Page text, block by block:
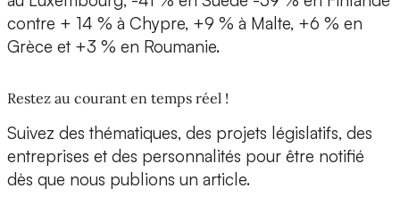
contre + 14 % à Chypre, +9 % à Malte, +6 % en
Grèce et +3 % en Roumanie.
Restez au courant en temps réel !
Suivez des thématiques, des projets législatifs, des
entreprises et des personnalités pour être notifié
dès que nous publions un article.